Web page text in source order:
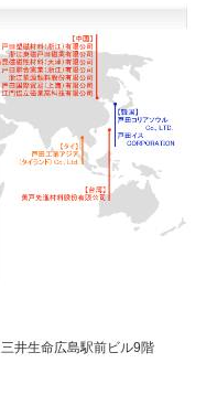
三井生命広島駅前ビル9階